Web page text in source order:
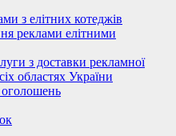
з елітних котеджів
реклами елітними
з доставки рекламної
областях України